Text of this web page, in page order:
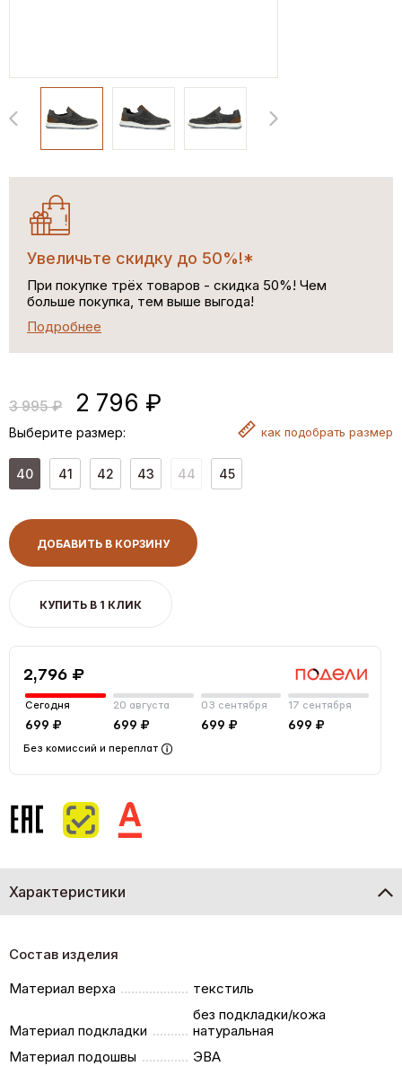
Увеличьте скидку до 50%!*
При покупке трёх товаров - скидка 50%! Чем
больше покупка, тем выше выгода!
Подробнее
3 995 ₽ 2 796 ₽
Выберите размер: как подобрать размер
40 41 42 43 44 45
ДОБАВИТЬ В КОРЗИНУ
КУПИТЬ В 1 КЛИК
2,796 ₽
Сегодня
699 ₽
20 августа
699 ₽
03 сентября
699 ₽
17 сентября
699 ₽
Без комиссий и переплат
Характеристики
Состав изделия
Материал верха
текстиль
Материал подкладки
без подкладки/кожа
натуральная
Материал подошвы
ЭВА